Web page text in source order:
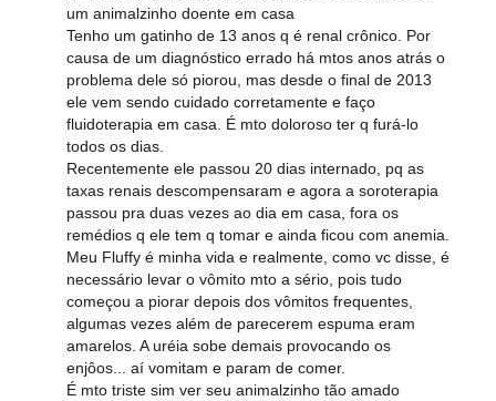
um animalzinho doente em casa
Tenho um gatinho de 13 anos q é renal crônico. Por
causa de um diagnóstico errado há mtos anos atrás o
problema dele só piorou, mas desde o final de 2013
ele vem sendo cuidado corretamente e faço
fluidoterapia em casa. É mto doloroso ter q furá-lo
todos os dias.
Recentemente ele passou 20 dias internado, pq as
taxas renais descompensaram e agora a soroterapia
passou pra duas vezes ao dia em casa, fora os
remédios q ele tem q tomar e ainda ficou com anemia.
Meu Fluffy é minha vida e realmente, como vc disse, é
necessário levar o vômito mto a sério, pois tudo
começou a piorar depois dos vômitos frequentes,
algumas vezes além de parecerem espuma eram
amarelos. A uréia sobe demais provocando os
enjôos... aí vomitam e param de comer.
É mto triste sim ver seu animalzinho tão amado